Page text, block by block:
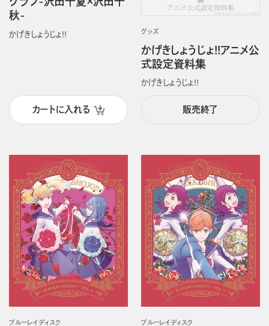
秋-
かげきしょうじょ!!
カートに入れる
グッズ
かげきしょうじょ!!アニメ公
式設定資料集
かげきしょうじょ!!
販売終了
ブルーレイディスク ブルーレイディスク